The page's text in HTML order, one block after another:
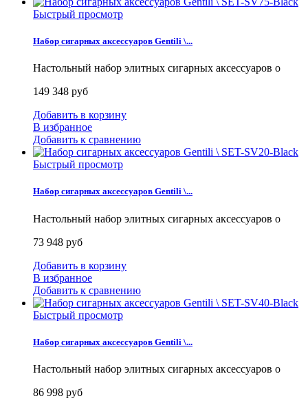
Быстрый просмотр
Набор сигарных аксессуаров Gentili \...
Настольный набор элитных сигарных аксессуаров о
149 348 руб
Добавить в корзину
В избранное
Добавить к сравнению
Быстрый просмотр
Набор сигарных аксессуаров Gentili \...
Настольный набор элитных сигарных аксессуаров о
73 948 руб
Добавить в корзину
В избранное
Добавить к сравнению
Быстрый просмотр
Набор сигарных аксессуаров Gentili \...
Настольный набор элитных сигарных аксессуаров о
86 998 руб